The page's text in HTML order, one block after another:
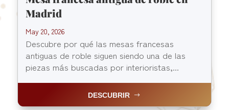
Madrid
May 20, 2026
Descubre por qué las mesas francesas
antiguas de roble siguen siendo una de las
piezas más buscadas por interioristas,...
DESCUBRIR